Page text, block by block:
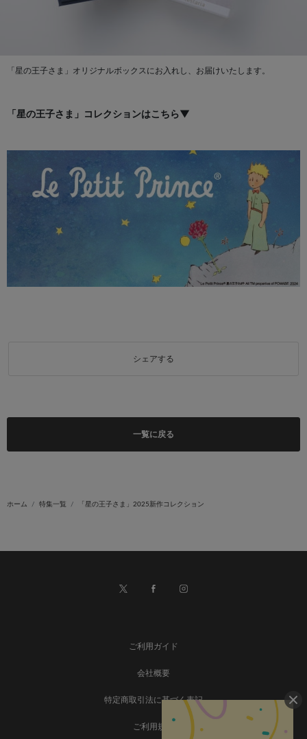
「星の王子さま」オリジナルボックスにお入れし、お届けいたします。
「星の王子さま」コレクションはこちら▼
シェアする
一覧に戻る
ホーム 特集一覧 「星の王子さま」2025新作コレクション
ご利用ガイド
会社概要
特定商取引法に基づく表記
ご利用規約